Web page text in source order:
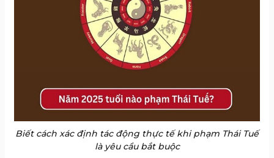
Biết cách xác định tác động thực tế khi phạm Thái Tuế
là yêu cầu bắt buộc